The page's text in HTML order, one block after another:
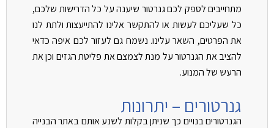
מתחייבים לספק לכם גנרטור שיענה על כל הדרישות שלכם,
כל שעליכם לעשות או להתקשר אלינו להתייעצות ולתת לנו
את הפרטים, השאר עלינו. נשמח גם לעזור לכם איפה כדאי
להציב את הגנרטור על מנת לצמצם את פליטת הגזים וכן את
הרעש של המנוע.
גנרטורים – יתרונות
הגנרטורים בנויים כך שניתן בקלות לשנע אותם באתר הבנייה